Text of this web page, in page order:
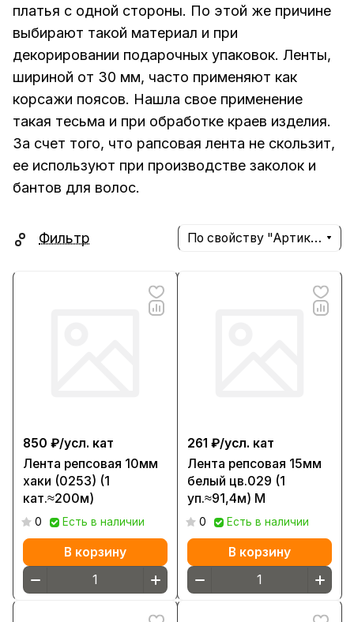
платья с одной стороны. По этой же причине
выбирают такой материал и при
декорировании подарочных упаковок. Ленты,
шириной от 30 мм, часто применяют как
корсажи поясов. Нашла свое применение
такая тесьма и при обработке краев изделия.
За счет того, что рапсовая лента не скользит,
ее используют при производстве заколок и
бантов для волос.
Фильтр По свойству "Артикул" (убывание)
850 ₽/усл. кат
Лента репсовая 10мм
хаки (0253) (1
кат.≈200м)
0 Есть в наличии
В корзину
261 ₽/усл. кат
Лента репсовая 15мм
белый цв.029 (1
уп.≈91,4м) М
0 Есть в наличии
В корзину